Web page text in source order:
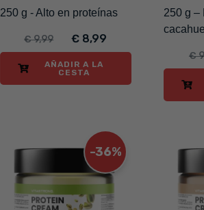
250 g - Alto en proteínas
€ 9,99 € 8,99
AÑADIR A LA
CESTA
250 g –
€
-36%